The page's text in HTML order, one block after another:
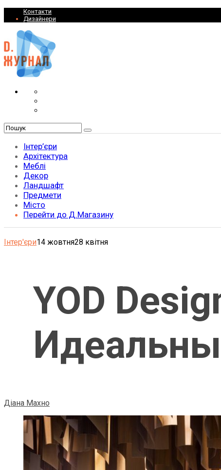
Контакти
Дизайнери
Інтер’єри
Архітектура
Меблі
Декор
Ландшафт
Предмети
Місто
Перейти до Д.Магазину
Інтер'єри14 жовтня28 квітня
YOD
Діана Махно